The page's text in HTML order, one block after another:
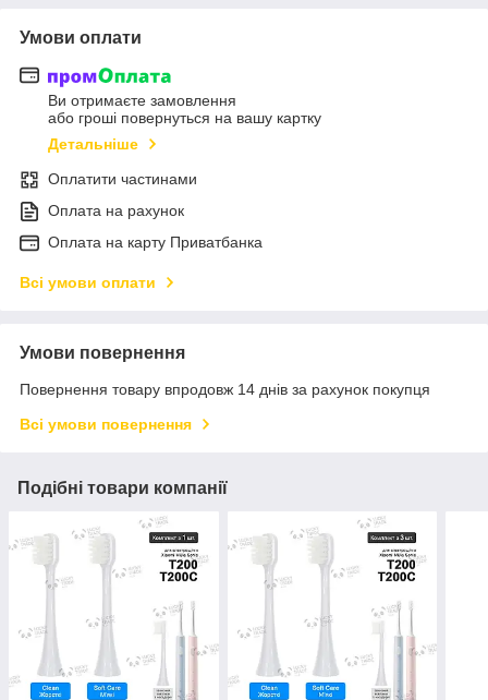
Умови оплати
Ви отримаєте замовлення
або гроші повернуться на вашу картку
Детальніше
Оплатити частинами
Оплата на рахунок
Оплата на карту Приватбанка
Всі умови оплати
Умови повернення
Повернення товару впродовж 14 днів за рахунок покупця
Всі умови повернення
Подібні товари компанії